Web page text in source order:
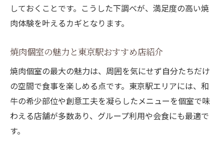
しておくことです。こうした下調べが、満足度の高い焼
肉体験を叶えるカギとなります。
焼肉個室の魅力と東京駅おすすめ店紹介
焼肉個室の最大の魅力は、周囲を気にせず自分たちだけ
の空間で食事を楽しめる点です。東京駅エリアには、和
牛の希少部位や創意工夫を凝らしたメニューを個室で味
わえる店舗が多数あり、グループ利用や会食にも最適で
す。